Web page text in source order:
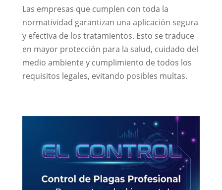
Las empresas que cumplen con toda la
normatividad garantizan una aplicación segura
y efectiva de los tratamientos. Esto se traduce
en mayor protección para la salud, cuidado del
medio ambiente y cumplimiento de todos los
requisitos legales, evitando posibles multas.